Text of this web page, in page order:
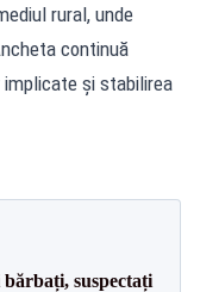
rural, unde
continuă
și stabilirea
suspectați